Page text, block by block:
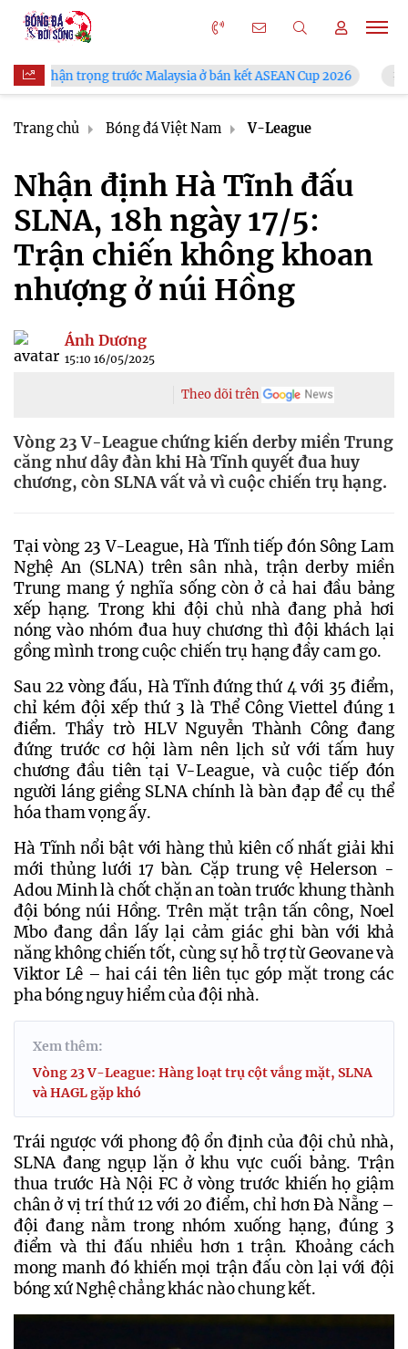
Malaysia ở bán kết ASEAN Cup 2026 VFF công bố lịch
Trang chủ Bóng đá Việt Nam V-League
Nhận định Hà Tĩnh đấu
SLNA, 18h ngày 17/5:
Trận chiến không khoan
nhượng ở núi Hồng
Ánh Dương
15:10 16/05/2025
Theo dõi trên
Vòng 23 V-League chứng kiến derby miền Trung
căng như dây đàn khi Hà Tĩnh quyết đua huy
chương, còn SLNA vất vả vì cuộc chiến trụ hạng.
Tại vòng 23 V-League, Hà Tĩnh tiếp đón Sông Lam
Nghệ An (SLNA) trên sân nhà, trận derby miền
Trung mang ý nghĩa sống còn ở cả hai đầu bảng
xếp hạng. Trong khi đội chủ nhà đang phả hơi
nóng vào nhóm đua huy chương thì đội khách lại
gồng mình trong cuộc chiến trụ hạng đầy cam go.
Sau 22 vòng đấu, Hà Tĩnh đứng thứ 4 với 35 điểm,
chỉ kém đội xếp thứ 3 là Thể Công Viettel đúng 1
điểm. Thầy trò HLV Nguyễn Thành Công đang
đứng trước cơ hội làm nên lịch sử với tấm huy
chương đầu tiên tại V-League, và cuộc tiếp đón
người láng giềng SLNA chính là bàn đạp để cụ thể
hóa tham vọng ấy.
Hà Tĩnh nổi bật với hàng thủ kiên cố nhất giải khi
mới thủng lưới 17 bàn. Cặp trung vệ Helerson -
Adou Minh là chốt chặn an toàn trước khung thành
đội bóng núi Hồng. Trên mặt trận tấn công, Noel
Mbo đang dần lấy lại cảm giác ghi bàn với khả
năng không chiến tốt, cùng sự hỗ trợ từ Geovane và
Viktor Lê – hai cái tên liên tục góp mặt trong các
pha bóng nguy hiểm của đội nhà.
Xem thêm:
Vòng 23 V-League: Hàng loạt trụ cột vắng mặt, SLNA
và HAGL gặp khó
Trái ngược với phong độ ổn định của đội chủ nhà,
SLNA đang ngụp lặn ở khu vực cuối bảng. Trận
thua trước Hà Nội FC ở vòng trước khiến họ giậm
chân ở vị trí thứ 12 với 20 điểm, chỉ hơn Đà Nẵng –
đội đang nằm trong nhóm xuống hạng, đúng 3
điểm và thi đấu nhiều hơn 1 trận. Khoảng cách
mong manh đó khiến mọi trận đấu còn lại với đội
bóng xứ Nghệ chẳng khác nào chung kết.